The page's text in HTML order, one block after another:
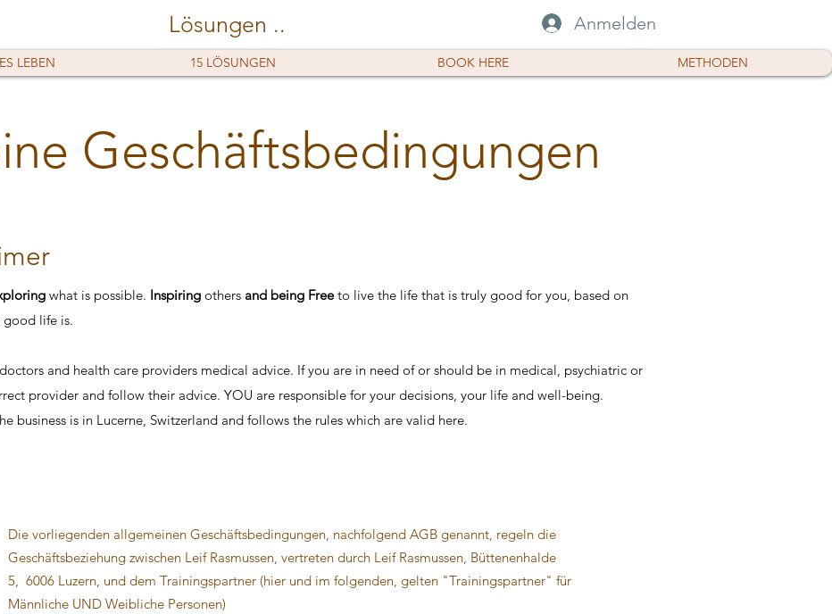
Lösungen .. Anmelden
LEBEN 15 LÖSUNGEN BOOK HERE METHODEN
Geschäftsbedingungen
what is possible. Inspiring others and being Freeto live the life that is truly good for you, based on
good life is.
and health care providers medical advice. If you are in need of or should be in medical, psychiatric or
provider and follow their advice. YOU are responsible for your decisions, your life and well-being.
business is in Lucerne, Switzerland and follows the rules which are valid here.
Die vorliegenden allgemeinen Geschäftsbedingungen, nachfolgend AGB genannt, regeln die
Geschäftsbeziehung zwischen Leif Rasmussen, vertreten durch Leif Rasmussen, Büttenenhalde
5, 6006 Luzern, und dem Trainingspartner (hier und im folgenden, gelten "Trainingspartner" für
Männliche UND Weibliche Personen)